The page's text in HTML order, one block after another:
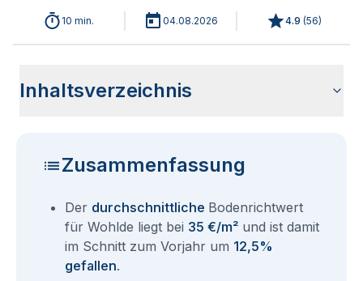
10 min. 04.08.2026 4.9 (56)
Inhaltsverzeichnis
Zusammenfassung
Der durchschnittliche Bodenrichtwert
für Wohlde liegt bei 35 €/m² und ist damit
im Schnitt zum Vorjahr um 12,5%
gefallen.